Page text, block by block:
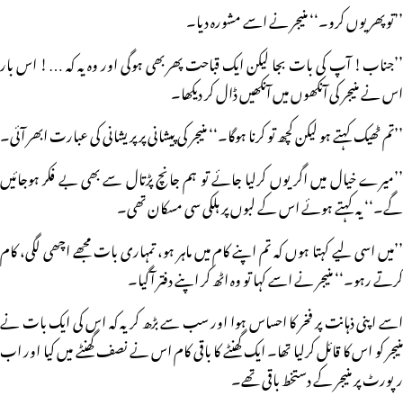
’’توپھر یوں کرو۔‘‘ منیجر نے اسے مشورہ دیا۔
’’جناب! آپ کی بات بجا لیکن ایک قباحت پھر بھی ہوگی اور وہ یہ کہ …! اس بار
اس نے منیجر کی آنکھوں میں آنکھیں ڈال کر دیکھا۔
’’تم ٹھیک کہتے ہو لیکن کچھ تو کرنا ہوگا۔‘‘ منیجر کی پیشانی پر پریشانی کی عبارت ابھر آئی۔
’’میرے خیال میں اگر یوں کرلیا جائے تو ہم جانچ پڑتال سے بھی بے فکر ہوجائیں
گے۔‘‘ یہ کہتے ہوئے اس کے لبوں پر ہلکی سی مسکان تھی۔
’’میں اسی لیے کہتا ہوں کہ تم اپنے کام میں ماہر ہو، تمہاری بات مجھے اچھی لگی، کام
کرتے رہو۔‘‘ منیجر نے اسے کہا تو وہ اٹھ کر اپنے دفتر آگیا۔
اسے اپنی ذہانت پر فخر کا احساس ہوا اور سب سے بڑھ کر یہ کہ اس کی ایک بات نے
منیجر کو اس کا قائل کرلیا تھا۔ ایک گھنٹے کا باقی کام اس نے نصف گھنٹے میں کیا اور اب
رپورٹ پر منیجر کے دستخط باقی تھے۔